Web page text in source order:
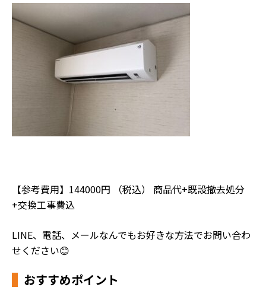
【参考費用】144000円 （税込） 商品代+既設撤去処分
+交換工事費込
LINE、電話、メールなんでもお好きな方法でお問い合わ
せください😊
おすすめポイント